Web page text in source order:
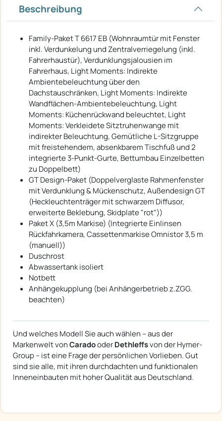
Beschreibung
Family-Paket T 6617 EB (Wohnraumtür mit Fenster
inkl. Verdunkelung und Zentralverriegelung (inkl.
Fahrerhaustür), Verdunklungsjalousien im
Fahrerhaus, Light Moments: Indirekte
Ambientebeleuchtung über den
Dachstauschränken, Light Moments: Indirekte
Wandflächen-Ambientebeleuchtung, Light
Moments: Küchenrückwand beleuchtet, Light
Moments: Verkleidete Sitztruhenwange mit
indirekter Beleuchtung, Gemütliche L-Sitzgruppe
mit freistehendem, absenkbarem Tischfuß und 2
integrierte 3-Punkt-Gurte, Bettumbau Einzelbetten
zu Doppelbett)
GT Design-Paket (Doppelverglaste Rahmenfenster
mit Verdunklung & Mückenschutz, Außendesign GT
(Heckleuchtenträger mit schwarzem Diffusor,
erweiterte Beklebung, Skidplate "rot"))
Paket X (3,5m Markise) (Integrierte Einlinsen
Rückfahrkamera, Cassettenmarkise Omnistor 3,5 m
(manuell))
Duschrost
Abwassertank isoliert
Notbett
Anhängekupplung (bei Anhängerbetrieb z.ZGG.
beachten)
Und welches Modell Sie auch wählen – aus der
Markenwelt vonCaradooderDethleffsvon der Hymer-
Group – ist eine Frage der persönlichen Vorlieben. Gut
sind sie alle, mit ihren durchdachten und funktionalen
Inneneinbauten mit hoher Qualität aus Deutschland.